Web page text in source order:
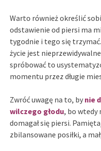
Warto również określić
odstawienie od piersi ma
tygodnie i tego się
życie jest
spróbować to
momentu przez długie
Zwróć uwagę na to, by nie
wilczego głodu, bo wtedy
domagał się piersi.
zbilansowane posiłki, a